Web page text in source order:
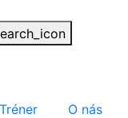
Tréner
O nás